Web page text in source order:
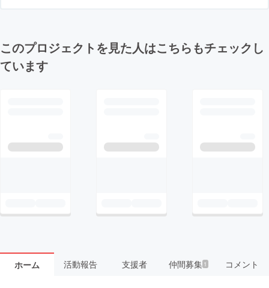
このプロジェクトを見た人はこちらもチェックし
ています
ホーム 活動報告 支援者 仲間募集 1 コメント